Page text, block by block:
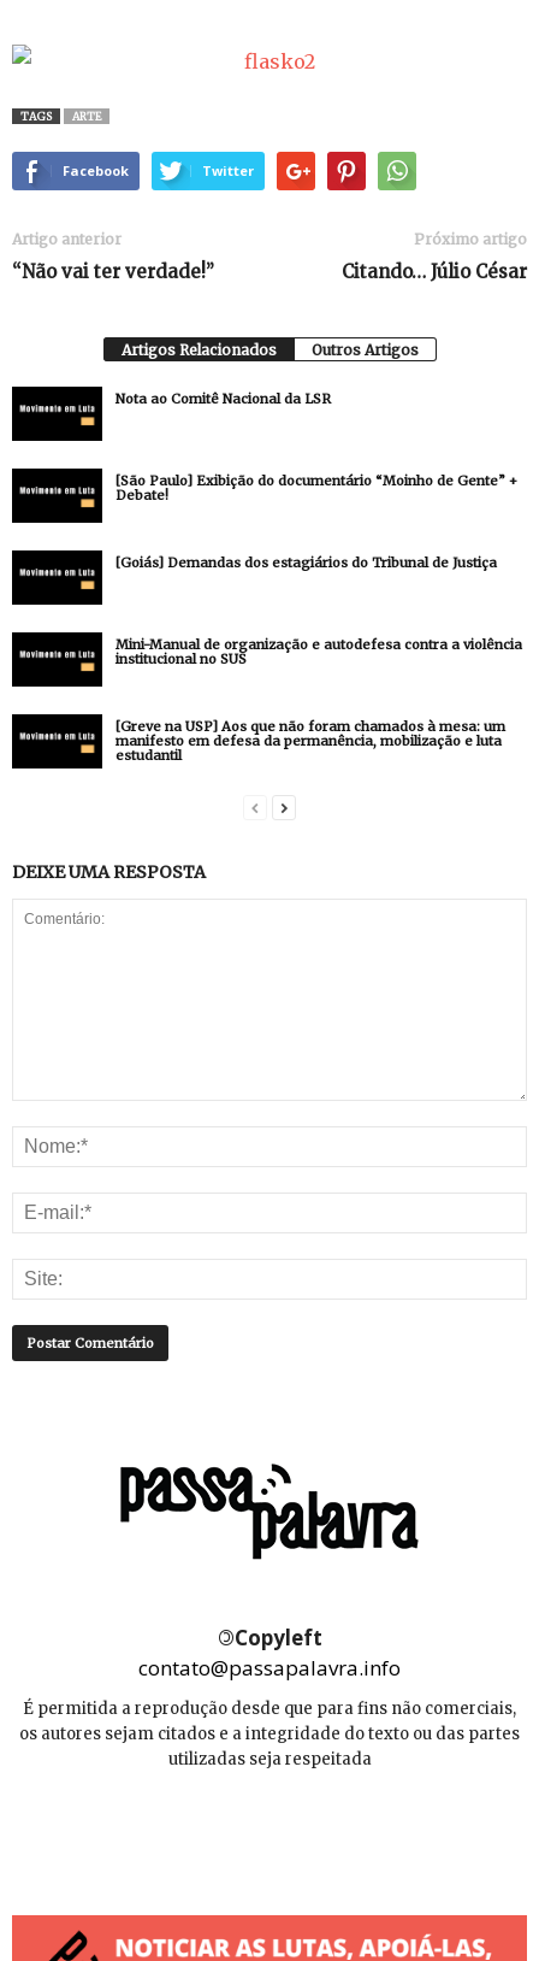
TAGS ARTE
Facebook Twitter
Artigo anterior
“Não vai ter verdade!”
Próximo artigo
Citando… Júlio César
Artigos Relacionados Outros Artigos
Nota ao Comitê Nacional da LSR
[São Paulo] Exibição do documentário “Moinho de Gente” +
Debate!
[Goiás] Demandas dos estagiários do Tribunal de Justiça
Mini-Manual de organização e autodefesa contra a violência
institucional no SUS
[Greve na USP] Aos que não foram chamados à mesa: um
manifesto em defesa da permanência, mobilização e luta
estudantil
DEIXE UMA RESPOSTA
©Copyleft
contato@passapalavra.info
É permitida a reprodução desde que para fins não comerciais,
os autores sejam citados e a integridade do texto ou das partes
utilizadas seja respeitada